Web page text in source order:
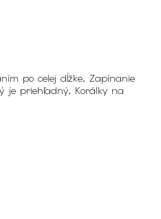
po celej dĺžke. Zapínanie
je priehľadný. Korálky na